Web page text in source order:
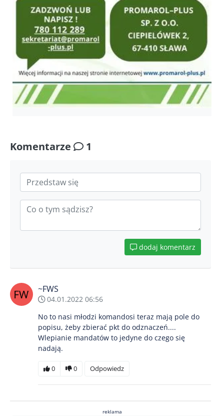
Komentarze 1
dodaj komentarz
~FWS
04.01.2022 06:56
No to nasi młodzi komandosi teraz mają pole do
popisu, żeby zbierać pkt do odznaczeń....
Wlepianie mandatów to jedyne do czego się
nadają.
0 0 Odpowiedz
reklama